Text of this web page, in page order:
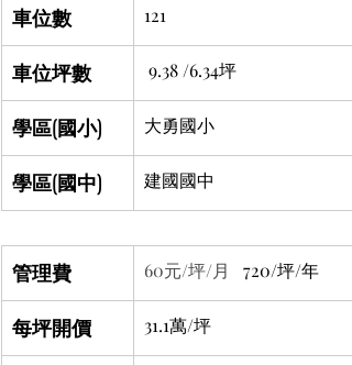
車位數 121
車位坪數 9.38 /6.34坪
學區(國小) 大勇國小
學區(國中) 建國國中
管理費 60元/坪/月 720/坪/年
每坪開價 31.1萬/坪